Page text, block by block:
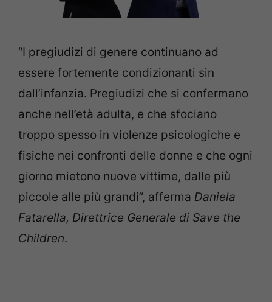
“I pregiudizi di genere continuano ad
essere fortemente condizionanti sin
dall’infanzia. Pregiudizi che si confermano
anche nell’età adulta, e che sfociano
troppo spesso in violenze psicologiche e
fisiche nei confronti delle donne e che ogni
giorno mietono nuove vittime, dalle più
piccole alle più grandi”, afferma Daniela
Fatarella, Direttrice Generale di Save the
Children.